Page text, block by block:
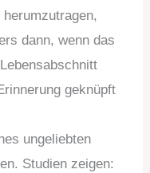
dann, wenn das
geknüpft
ungeliebten
Studien zeigen: